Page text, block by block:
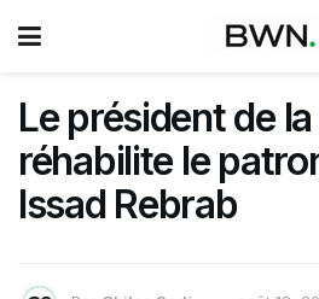
Le président de
réhabilite le
Issad Rebrab